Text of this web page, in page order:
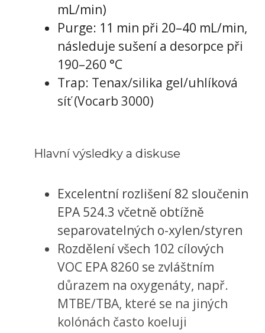
mL/min)
Purge: 11 min při 20–40 mL/min,
následuje sušení a desorpce při
190–260 °C
Trap: Tenax/silika gel/uhlíková
síť (Vocarb 3000)
Hlavní výsledky a diskuse
Excelentní rozlišení 82 sloučenin
EPA 524.3 včetně obtížně
separovatelných o-xylen/styren
Rozdělení všech 102 cílových
VOC EPA 8260 se zvláštním
důrazem na oxygenáty, např.
MTBE/TBA, které se na jiných
kolónách často koeluji